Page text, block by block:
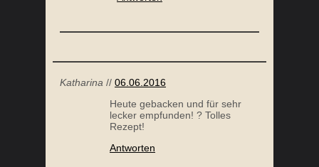
Katharina // 06.06.2016
Heute gebacken und für sehr
lecker empfunden! ? Tolles
Rezept!
Antworten